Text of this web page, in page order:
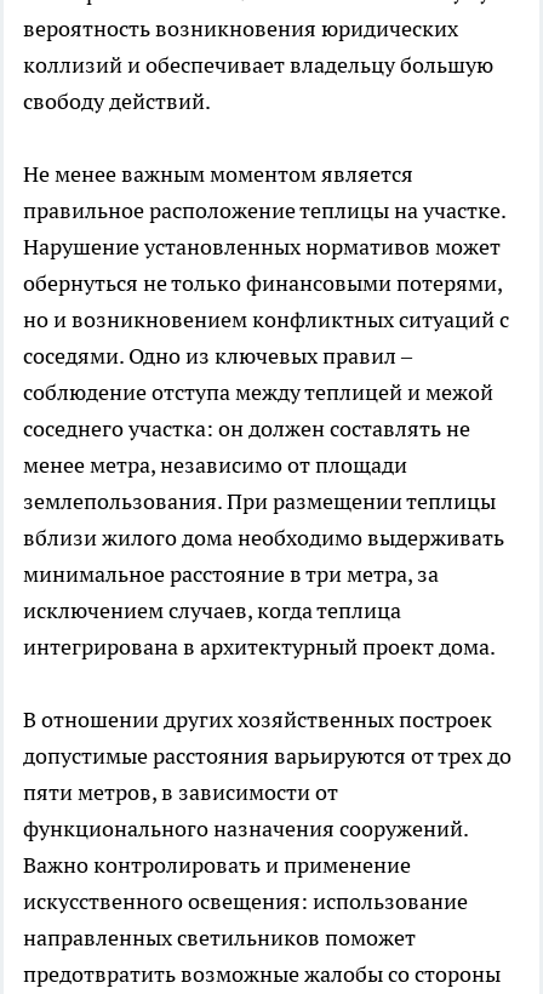
вероятность возникновения юридических
коллизий и обеспечивает владельцу большую
свободу действий.
Не менее важным моментом является
правильное расположение теплицы на участке.
Нарушение установленных нормативов может
обернуться не только финансовыми потерями,
но и возникновением конфликтных ситуаций с
соседями. Одно из ключевых правил –
соблюдение отступа между теплицей и межой
соседнего участка: он должен составлять не
менее метра, независимо от площади
землепользования. При размещении теплицы
вблизи жилого дома необходимо выдерживать
минимальное расстояние в три метра, за
исключением случаев, когда теплица
интегрирована в архитектурный проект дома.
В отношении других хозяйственных построек
допустимые расстояния варьируются от трех до
пяти метров, в зависимости от
функционального назначения сооружений.
Важно контролировать и применение
искусственного освещения: использование
направленных светильников поможет
предотвратить возможные жалобы со стороны